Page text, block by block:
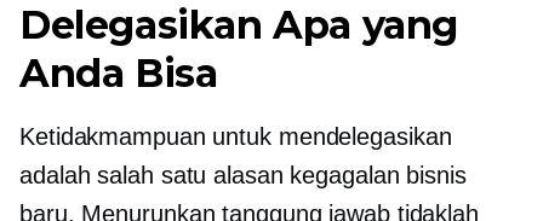
Delegasikan Apa yang
Anda Bisa
Ketidakmampuan untuk mendelegasikan
adalah salah satu alasan kegagalan bisnis
baru. Menurunkan tanggung jawab tidaklah